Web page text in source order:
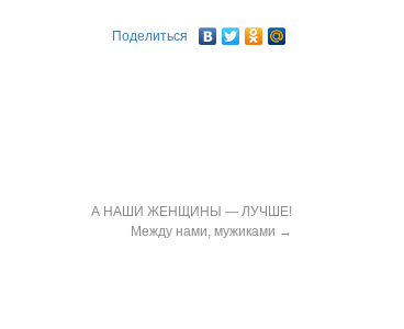
Поделиться
А НАШИ ЖЕНЩИНЫ — ЛУЧШЕ!
Между нами, мужиками →